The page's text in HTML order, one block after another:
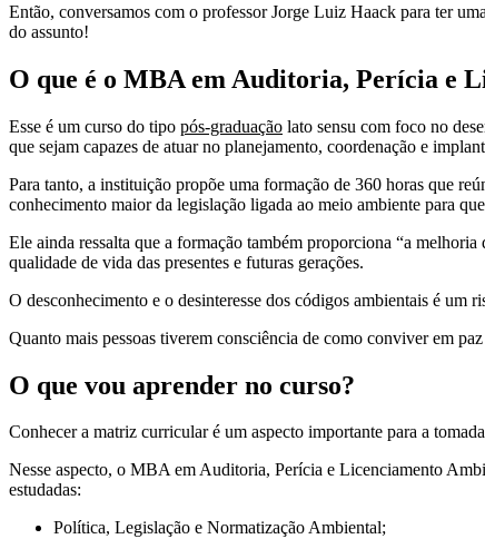
Então, conversamos com o professor Jorge Luiz Haack para ter
do assunto!
O que é o MBA em Auditoria, Perícia e
Esse é um curso do tipo pós-graduação lato sensu com foco no
que sejam capazes de atuar no planejamento, coordenação e
Para tanto, a instituição propõe uma formação de 360 horas que
conhecimento maior da legislação ligada ao meio ambiente para
Ele ainda ressalta que a formação também proporciona “a
qualidade de vida das presentes e futuras gerações.
O desconhecimento e o desinteresse dos códigos ambientais é um
Quanto mais pessoas tiverem consciência de como conviver em
O que vou aprender no curso?
Conhecer a matriz curricular é um aspecto importante para a
Nesse aspecto, o MBA em Auditoria, Perícia e Licenciamento
estudadas:
Política, Legislação e Normatização Ambiental;